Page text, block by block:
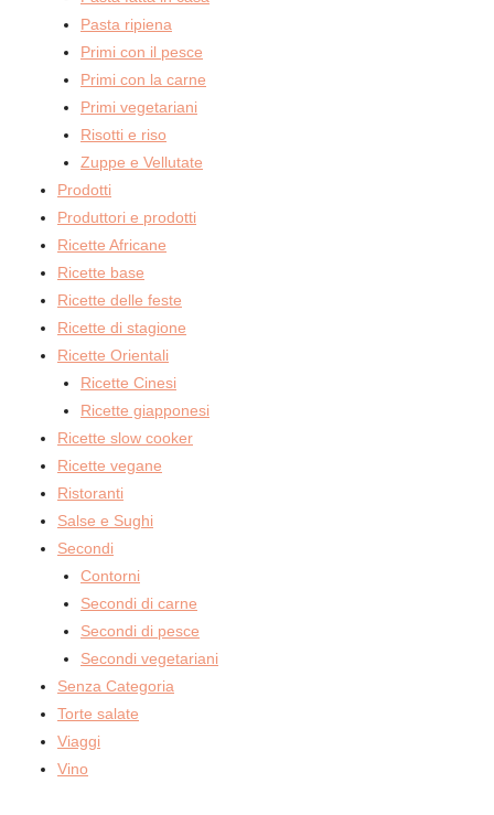
Pasta ripiena
Primi con il pesce
Primi con la carne
Primi vegetariani
Risotti e riso
Zuppe e Vellutate
Prodotti
Produttori e prodotti
Ricette Africane
Ricette base
Ricette delle feste
Ricette di stagione
Ricette Orientali
Ricette Cinesi
Ricette giapponesi
Ricette slow cooker
Ricette vegane
Ristoranti
Salse e Sughi
Secondi
Contorni
Secondi di carne
Secondi di pesce
Secondi vegetariani
Senza Categoria
Torte salate
Viaggi
Vino